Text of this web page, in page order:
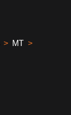
> MT >